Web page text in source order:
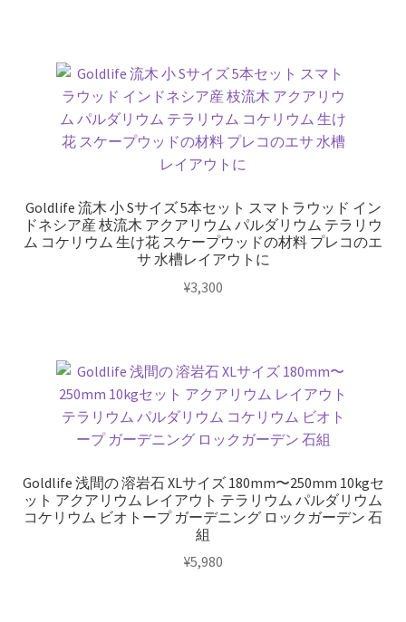
Goldlife 流木 小 Sサイズ 5本セット スマトラウッド イン
ドネシア産 枝流木 アクアリウム パルダリウム テラリウ
ム コケリウム 生け花 スケープウッドの材料 プレコのエ
サ 水槽レイアウトに
¥3,300
Goldlife 浅間の 溶岩石 XLサイズ 180mm〜250mm 10kgセ
ット アクアリウム レイアウト テラリウム パルダリウム
コケリウム ビオトープ ガーデニング ロックガーデン 石
組
¥5,980